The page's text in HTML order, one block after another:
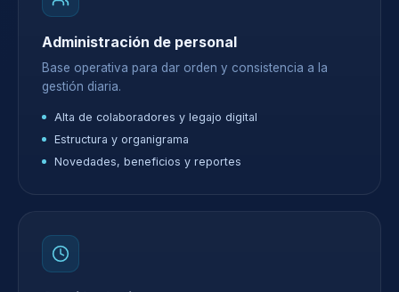
Administración de personal
Base operativa para dar orden y consistencia a la
gestión diaria.
Alta de colaboradores y legajo digital
Estructura y organigrama
Novedades, beneficios y reportes